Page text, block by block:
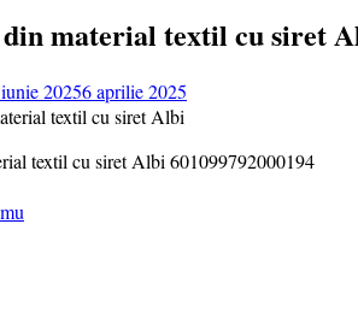
material textil cu siret
20256 aprilie 2025
textil cu siret Albi 601099792000194